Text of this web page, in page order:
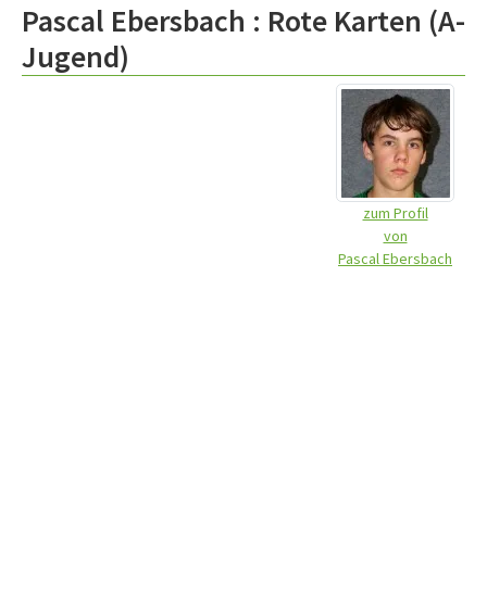
Pascal Ebersbach : Rote Karten (A-
Jugend)
zum Profil
von
Pascal Ebersbach